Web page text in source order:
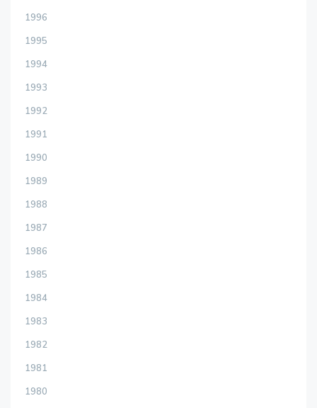
1996
1995
1994
1993
1992
1991
1990
1989
1988
1987
1986
1985
1984
1983
1982
1981
1980